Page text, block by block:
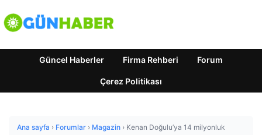
Güncel Haberler Firma Rehberi Forum
Çerez Politikası
Ana sayfa › Forumlar › Magazin › Kenan Doğulu’ya 14 milyonluk